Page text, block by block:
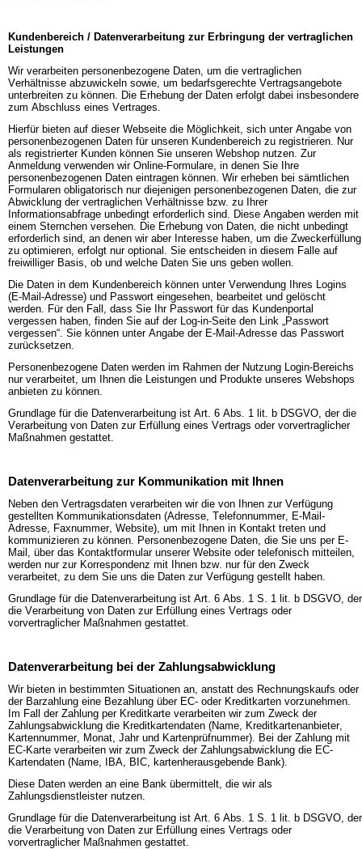
Kundenbereich / Datenverarbeitung zur Erbringung der vertraglichen
Leistungen
Wir verarbeiten personenbezogene Daten, um die vertraglichen
Verhältnisse abzuwickeln sowie, um bedarfsgerechte Vertragsangebote
unterbreiten zu können. Die Erhebung der Daten erfolgt dabei insbesondere
zum Abschluss eines Vertrages.
Hierfür bieten auf dieser Webseite die Möglichkeit, sich unter Angabe von
personenbezogenen Daten für unseren Kundenbereich zu registrieren. Nur
als registrierter Kunden können Sie unseren Webshop nutzen. Zur
Anmeldung verwenden wir Online-Formulare, in denen Sie Ihre
personenbezogenen Daten eintragen können. Wir erheben bei sämtlichen
Formularen obligatorisch nur diejenigen personenbezogenen Daten, die zur
Abwicklung der vertraglichen Verhältnisse bzw. zu Ihrer
Informationsabfrage unbedingt erforderlich sind. Diese Angaben werden mit
einem Sternchen versehen. Die Erhebung von Daten, die nicht unbedingt
erforderlich sind, an denen wir aber Interesse haben, um die Zweckerfüllung
zu optimieren, erfolgt nur optional. Sie entscheiden in diesem Falle auf
freiwilliger Basis, ob und welche Daten Sie uns geben wollen.
Die Daten in dem Kundenbereich können unter Verwendung Ihres Logins
(E-Mail-Adresse) und Passwort eingesehen, bearbeitet und gelöscht
werden. Für den Fall, dass Sie Ihr Passwort für das Kundenportal
vergessen haben, finden Sie auf der Log-in-Seite den Link „Passwort
vergessen“. Sie können unter Angabe der E-Mail-Adresse das Passwort
zurücksetzen.
Personenbezogene Daten werden im Rahmen der Nutzung Login-Bereichs
nur verarbeitet, um Ihnen die Leistungen und Produkte unseres Webshops
anbieten zu können.
Grundlage für die Datenverarbeitung ist Art. 6 Abs. 1 lit. b DSGVO, der die
Verarbeitung von Daten zur Erfüllung eines Vertrags oder vorvertraglicher
Maßnahmen gestattet.
Datenverarbeitung zur Kommunikation mit Ihnen
Neben den Vertragsdaten verarbeiten wir die von Ihnen zur Verfügung
gestellten Kommunikationsdaten (Adresse, Telefonnummer, E-Mail-
Adresse, Faxnummer, Website), um mit Ihnen in Kontakt treten und
kommunizieren zu können. Personenbezogene Daten, die Sie uns per E-
Mail, über das Kontaktformular unserer Website oder telefonisch mitteilen,
werden nur zur Korrespondenz mit Ihnen bzw. nur für den Zweck
verarbeitet, zu dem Sie uns die Daten zur Verfügung gestellt haben.
Grundlage für die Datenverarbeitung ist Art. 6 Abs. 1 S. 1 lit. b DSGVO, der
die Verarbeitung von Daten zur Erfüllung eines Vertrags oder
vorvertraglicher Maßnahmen gestattet.
Datenverarbeitung bei der Zahlungsabwicklung
Wir bieten in bestimmten Situationen an, anstatt des Rechnungskaufs oder
der Barzahlung eine Bezahlung über EC- oder Kreditkarten vorzunehmen.
Im Fall der Zahlung per Kreditkarte verarbeiten wir zum Zweck der
Zahlungsabwicklung die Kreditkartendaten (Name, Kreditkartenanbieter,
Kartennummer, Monat, Jahr und Kartenprüfnummer). Bei der Zahlung mit
EC-Karte verarbeiten wir zum Zweck der Zahlungsabwicklung die EC-
Kartendaten (Name, IBA, BIC, kartenherausgebende Bank).
Diese Daten werden an eine Bank übermittelt, die wir als
Zahlungsdienstleister nutzen.
Grundlage für die Datenverarbeitung ist Art. 6 Abs. 1 S. 1 lit. b DSGVO, der
die Verarbeitung von Daten zur Erfüllung eines Vertrags oder
vorvertraglicher Maßnahmen gestattet.